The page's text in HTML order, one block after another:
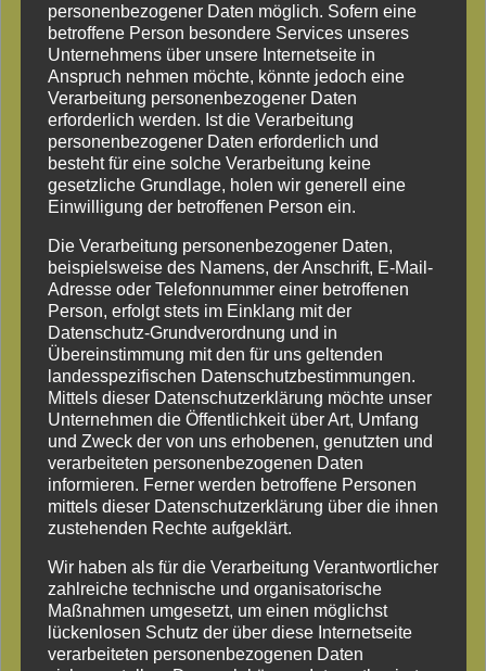
Baumfällung mit Klettertechnik
Henry bei der Arbeit
personenbezogener Daten möglich. Sofern eine
betroffene Person besondere Services unseres
Unternehmens über unsere Internetseite in
Anspruch nehmen möchte, könnte jedoch eine
Verarbeitung personenbezogener Daten
erforderlich werden. Ist die Verarbeitung
personenbezogener Daten erforderlich und
besteht für eine solche Verarbeitung keine
gesetzliche Grundlage, holen wir generell eine
Einwilligung der betroffenen Person ein.
Die Verarbeitung personenbezogener Daten,
beispielsweise des Namens, der Anschrift, E-Mail-
Adresse oder Telefonnummer einer betroffenen
Person, erfolgt stets im Einklang mit der
Datenschutz-Grundverordnung und in
Übereinstimmung mit den für uns geltenden
landesspezifischen Datenschutzbestimmungen.
Mittels dieser Datenschutzerklärung möchte unser
Unternehmen die Öffentlichkeit über Art, Umfang
und Zweck der von uns erhobenen, genutzten und
verarbeiteten personenbezogenen Daten
informieren. Ferner werden betroffene Personen
mittels dieser Datenschutzerklärung über die ihnen
zustehenden Rechte aufgeklärt.
Wir haben als für die Verarbeitung Verantwortlicher
zahlreiche technische und organisatorische
Maßnahmen umgesetzt, um einen möglichst
lückenlosen Schutz der über diese Internetseite
verarbeiteten personenbezogenen Daten